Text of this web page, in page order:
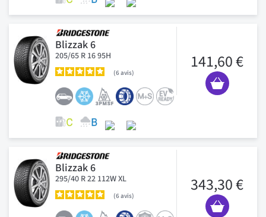
Blizzak 6
205/65 R 16 95H
6avis
141,60 €
Blizzak 6
295/40 R 22 112W XL
6avis
343,30 €